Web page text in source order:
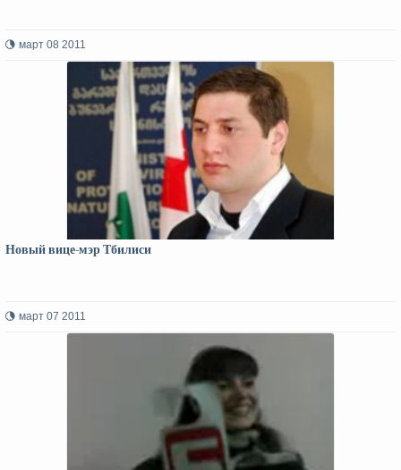
март 08 2011
Новый вице-мэр Тбилиси
март 07 2011